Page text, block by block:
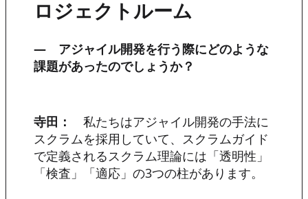
ロジェクトルーム
― アジャイル開発を行う際にどのような
課題があったのでしょうか？
寺田：
私たちはアジャイル開発の手法に
スクラムを採用していて、スクラムガイド
で定義されるスクラム理論には「透明性」
「検査」「適応」の3つの柱があります。